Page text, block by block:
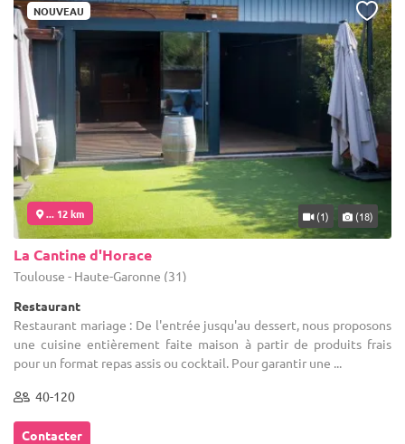
NOUVEAU
... 12 km (1) (18)
La Cantine d'Horace
Toulouse - Haute-Garonne (31)
Restaurant
Restaurant mariage : De l'entrée jusqu'au dessert, nous proposons
une cuisine entièrement faite maison à partir de produits frais
pour un format repas assis ou cocktail. Pour garantir une ...
40-120
Contacter